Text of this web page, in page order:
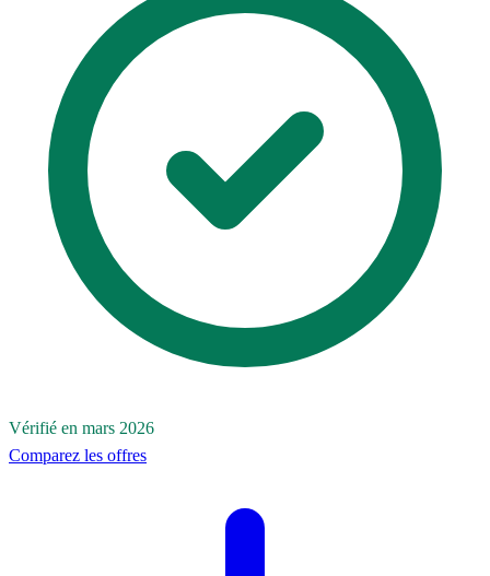
Vérifié en mars 2026
Comparez les offres